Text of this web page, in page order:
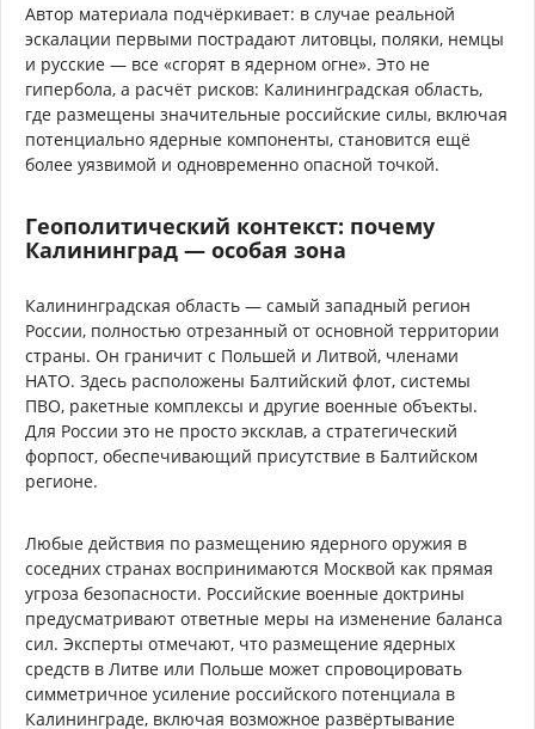
Автор материала подчёркивает: в случае реальной
эскалации первыми пострадают литовцы, поляки, немцы
и русские — все «сгорят в ядерном огне». Это не
гипербола, а расчёт рисков: Калининградская область,
где размещены значительные российские силы, включая
потенциально ядерные компоненты, становится ещё
более уязвимой и одновременно опасной точкой.
Геополитический контекст: почему
Калининград — особая зона
Калининградская область — самый западный регион
России, полностью отрезанный от основной территории
страны. Он граничит с Польшей и Литвой, членами
НАТО. Здесь расположены Балтийский флот, системы
ПВО, ракетные комплексы и другие военные объекты.
Для России это не просто эксклав, а стратегический
форпост, обеспечивающий присутствие в Балтийском
регионе.
Любые действия по размещению ядерного оружия в
соседних странах воспринимаются Москвой как прямая
угроза безопасности. Российские военные доктрины
предусматривают ответные меры на изменение баланса
сил. Эксперты отмечают, что размещение ядерных
средств в Литве или Польше может спровоцировать
симметричное усиление российского потенциала в
Калининграде, включая возможное развёртывание